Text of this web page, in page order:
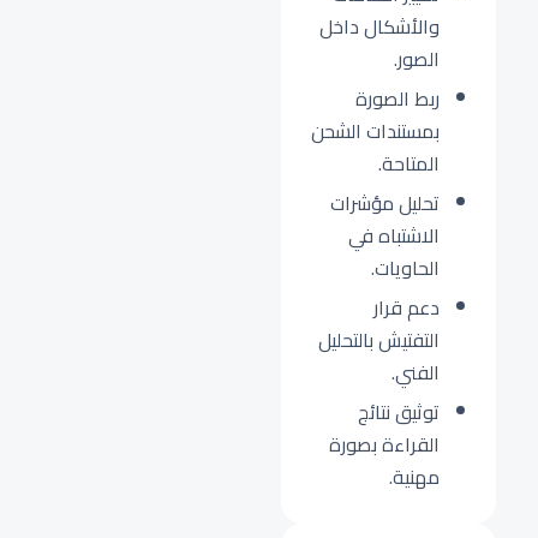
والأشكال داخل
الصور.
ربط الصورة
بمستندات الشحن
المتاحة.
تحليل مؤشرات
الاشتباه في
الحاويات.
دعم قرار
التفتيش بالتحليل
الفني.
توثيق نتائج
القراءة بصورة
مهنية.